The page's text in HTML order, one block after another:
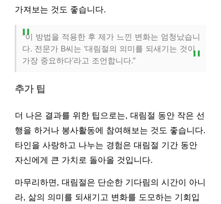
가져보는 것도 좋습니다.
“이 방법을 적용한 후 제가 느낀 변화는 엄청났습니
다. 전문가 B씨는 ‘대림절의 의미를 되새기는 것이
가장 중요하다’라고 조언합니다.”
추가 팁
더 나은 결과를 위한 팁으로는, 대림절 동안 작은 선
행을 하거나 봉사활동에 참여해보는 것도 좋습니다.
타인을 사랑하고 나누는 경험은 대림절 기간 동안
자신에게 큰 가치로 돌아올 것입니다.
마무리하면, 대림절은 단순한 기다림의 시간이 아니
라, 삶의 의미를 되새기고 변화를 도모하는 기회입